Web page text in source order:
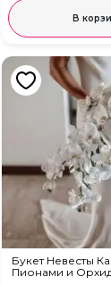
В
Букет Невесты
Пионами и